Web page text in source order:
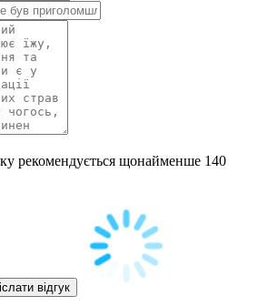
рекомендується щонайменше 140